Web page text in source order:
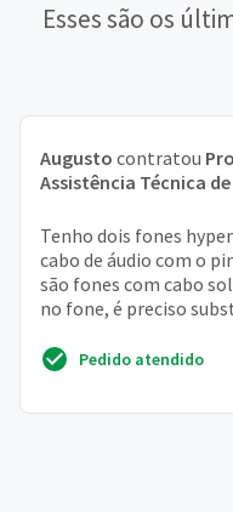
Esses são os
Augusto contratou
Assistência Técnica
Tenho dois fones
cabo de áudio com o
são fones com cabo
no fone, é preciso
Pedido atendido